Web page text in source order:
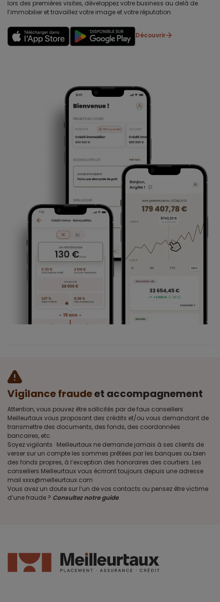
lors des premières visites, développez votre business au delà de
l’immobilier et travaillez votre image et votre réputation.
Découvrir
Vigilance fraudeet accompagnement
Attention, vous pouvez être sollicités par de faux conseillers
Meilleurtaux vous proposant des crédits et/ou vous demandant de
transmettre des documents, des fonds, des coordonnées
bancaires, etc.
Soyez vigilants · Meilleurtaux ne demande jamais à ses clients de
verser sur un compte les sommes prêtées par les banques ou bien
des fonds propres, à l’exception des honoraires des courtiers. Les
conseillers Meilleurtaux vous écriront toujours depuis une adresse
mail xxxx@meilleurtaux.com
Vous avez un doute sur l’un de vos contacts ou pensez être victime
d’une fraude ? Consultez notre guide.